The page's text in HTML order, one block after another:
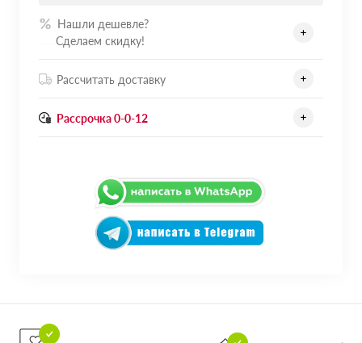
Нашли дешевле?
Сделаем скидку!
Рассчитать доставку
Рассрочка 0-0-12